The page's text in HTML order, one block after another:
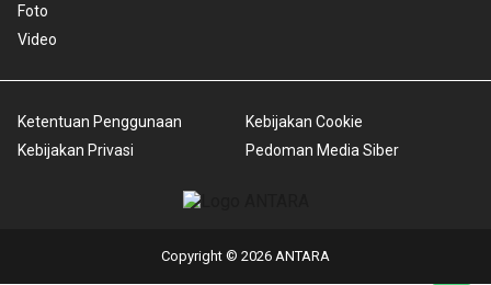
Foto
Video
Ketentuan Penggunaan
Kebijakan Privasi
Kebijakan Cookie
Pedoman Media Siber
Copyright © 2026 ANTARA